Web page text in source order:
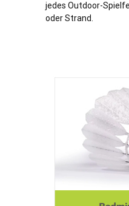
jedes Outdoor-
oder Strand.